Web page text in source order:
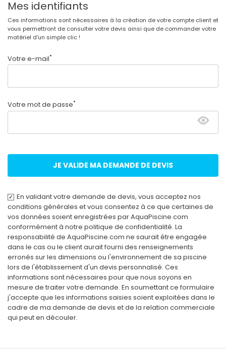
Mes identifiants
Ces informations sont nécessaires à la création de votre compte client et
vous permettront de consulter votre devis ainsi que de commander votre
matériel d'un simple clic !
Votre e-mail*
Votre mot de passe*
JE VALIDE MA DEMANDE DE DEVIS
En validant votre demande de devis, vous acceptez nos
conditions générales et vous consentez à ce que certaines de
vos données soient enregistrées par AquaPiscine.com
conformément à notre politique de confidentialité. La
responsabilité de AquaPiscine.com ne saurait être engagée
dans le cas ou le client aurait fourni des renseignements
erronés sur les dimensions ou l'environnement de sa piscine
lors de l'établissement d'un devis personnalisé. Ces
informations sont nécessaires pour que nous soyons en
mesure de traiter votre demande. En soumettant ce formulaire
j'accepte que les informations saisies soient exploitées dans le
cadre de ma demande de devis et de la relation commerciale
qui peut en découler.